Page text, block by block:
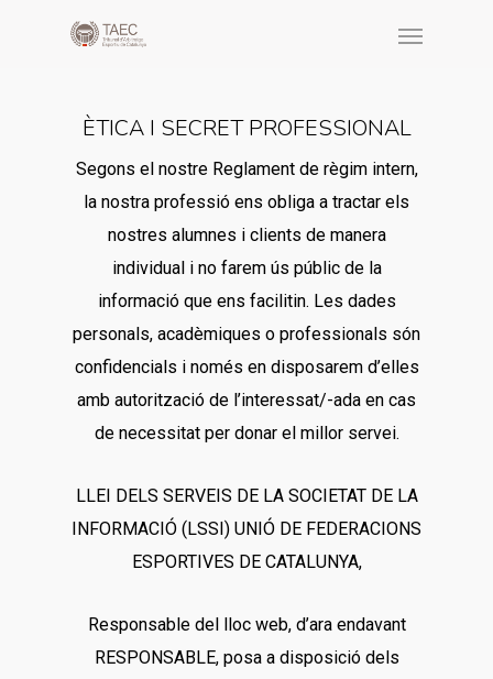
ÈTICA I SECRET PROFESSIONAL
Segons el nostre Reglament de règim intern,
la nostra professió ens obliga a tractar els
nostres alumnes i clients de manera
individual i no farem ús públic de la
informació que ens facilitin. Les dades
personals, acadèmiques o professionals són
confidencials i només en disposarem d’elles
amb autorització de l’interessat/-ada en cas
de necessitat per donar el millor servei.
LLEI DELS SERVEIS DE LA SOCIETAT DE LA
INFORMACIÓ (LSSI) UNIÓ DE FEDERACIONS
ESPORTIVES DE CATALUNYA,
Responsable del lloc web, d’ara endavant
RESPONSABLE, posa a disposició dels